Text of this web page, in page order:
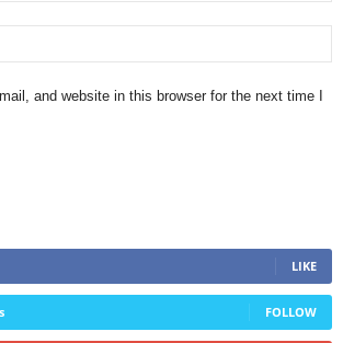
and website in this browser for the next time I
LIKE
FOLLOW